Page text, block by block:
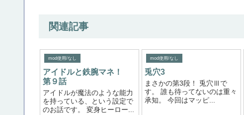
関連記事
mod使用/なし
アイドルと鉄腕マネ！
第９話
アイドルが魔法のような能力
を持っている、という設定で
のお話です。 変身ヒーロー...
mod使用/なし
兎穴3
まさかの第3段！ 兎穴Ⅲで
す。 誰も待ってないのは重々
承知。 今回はマッピ...